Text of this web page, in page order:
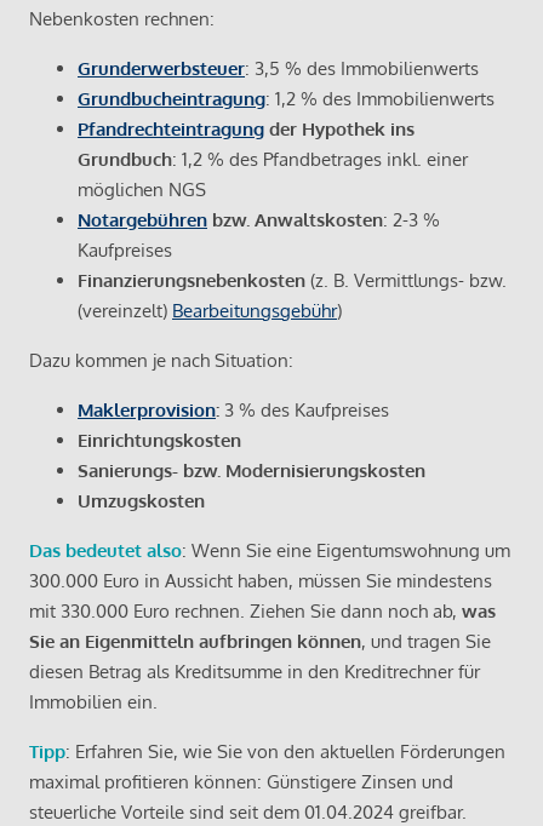
Nebenkosten rechnen:
Grunderwerbsteuer: 3,5 % des Immobilienwerts
Grundbucheintragung: 1,2 % des Immobilienwerts
Pfandrechteintragung der Hypothek ins
Grundbuch: 1,2 % des Pfandbetrages inkl. einer
möglichen NGS
Notargebühren bzw. Anwaltskosten: 2-3 %
Kaufpreises
Finanzierungsnebenkosten (z. B. Vermittlungs- bzw.
(vereinzelt) Bearbeitungsgebühr)
Dazu kommen je nach Situation:
Maklerprovision: 3 % des Kaufpreises
Einrichtungskosten
Sanierungs- bzw. Modernisierungskosten
Umzugskosten
Das bedeutet also: Wenn Sie eine Eigentumswohnung um
300.000 Euro in Aussicht haben, müssen Sie mindestens
mit 330.000 Euro rechnen. Ziehen Sie dann noch ab, was
Sie an Eigenmitteln aufbringen können, und tragen Sie
diesen Betrag als Kreditsumme in den Kreditrechner für
Immobilien ein.
Tipp: Erfahren Sie, wie Sie von den aktuellen Förderungen
maximal profitieren können: Günstigere Zinsen und
steuerliche Vorteile sind seit dem 01.04.2024 greifbar.